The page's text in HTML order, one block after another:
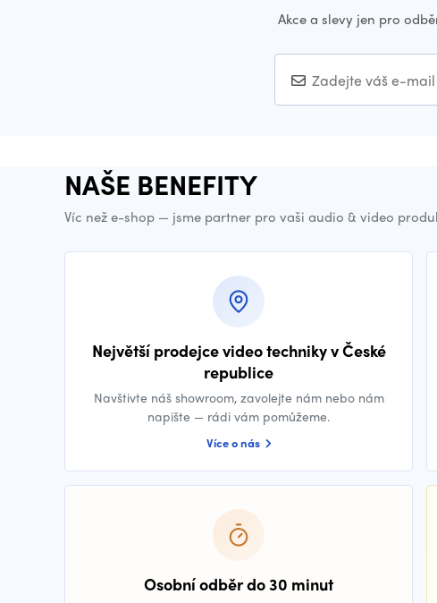
Akce a slevy jen pro
NAŠE BENEFITY
Víc než e-shop — jsme partner pro vaši audio & video
Největší prodejce video techniky v České
republice
Navštivte náš showroom, zavolejte nám nebo nám
napište — rádi vám pomůžeme.
Více o nás
Osobní odběr do 30 minut